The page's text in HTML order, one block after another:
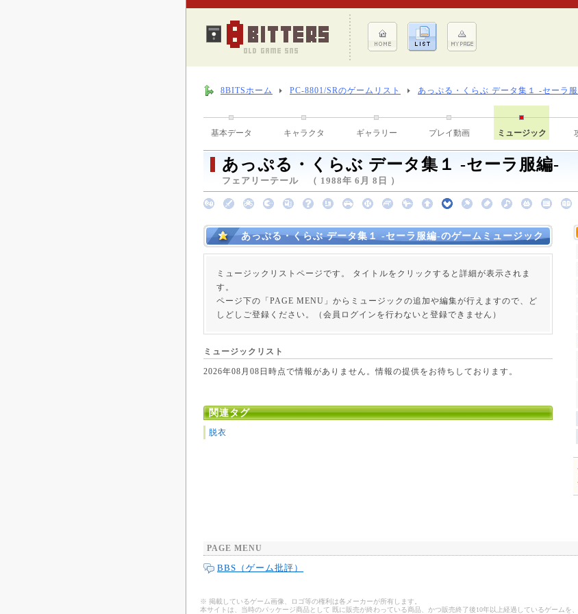
8BITSホーム PC-8801/SRのゲームリスト あっぷる・くらぶ データ集１ -セーラ
基本データ キャラクタ ギャラリー プレイ動画 ミュージック
あっぷる・くらぶ データ集１ -セーラ服編-
フェアリーテール （ 1988年 6月 8日 ）
あっぷる・くらぶ データ集１ -セーラ服編-のゲームミュージック
ミュージックリストページです。 タイトルをクリックすると詳細が表示されま
す。
ページ下の「PAGE MENU」からミュージックの追加や編集が行えますので、ど
しどしご登録ください。（会員ログインを行わないと登録できません）
ミュージックリスト
2026年08月08日時点で情報がありません。情報の提供をお待ちしております。
関連タグ
脱衣
PAGE MENU
BBS（ゲーム批評）
※ 掲載しているゲーム画像、ロゴ等の権利は各メーカーが所有します。
本サイトは、当時のパッケージ商品として 既に販売が終わっている商品、かつ販売終了後10年以上経過しているゲームを